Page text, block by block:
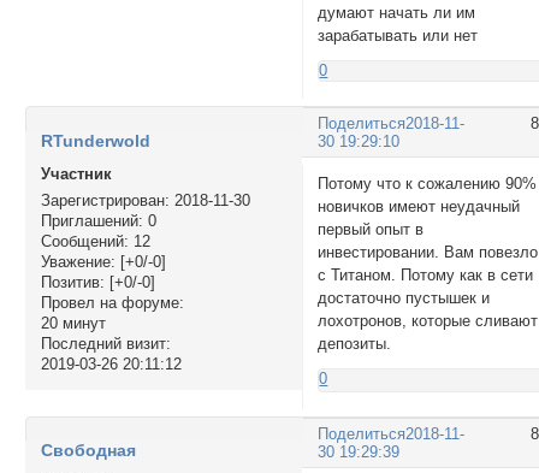
думают начать ли им
зарабатывать или нет
0
Поделиться2018-11-
30 19:29:10
RTunderwold
Участник
Зарегистрирован: 2018-11-30
Приглашений: 0
Сообщений: 12
Уважение: [+0/-0]
Позитив: [+0/-0]
Провел на форуме:
20 минут
Последний визит:
2019-03-26 20:11:12
Потому что к сожалению 90%
новичков имеют неудачный
первый опыт в
инвестировании. Вам повезло
с Титаном. Потому как в сети
достаточно пустышек и
лохотронов, которые сливают
депозиты.
0
Поделиться2018-11-
30 19:29:39
Свободная